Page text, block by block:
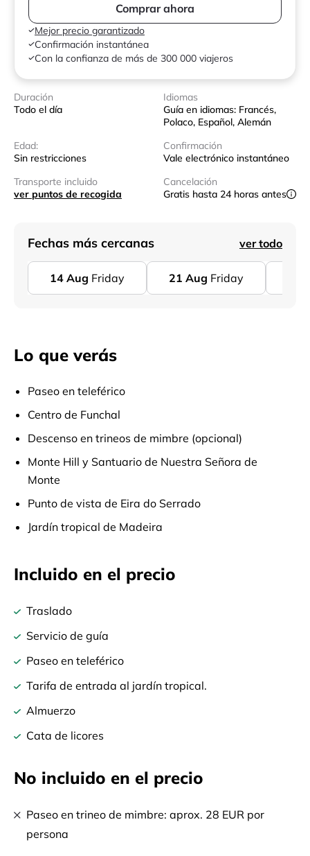
Comprar ahora
Mejor precio garantizado
Confirmación instantánea
Con la confianza de más de 300 000 viajeros
Duración
Todo el día
Idiomas
Guía en idiomas: Francés,
Polaco, Español, Alemán
Edad:
Sin restricciones
Confirmación
Vale electrónico instantáneo
Transporte incluido
ver puntos de recogida
Cancelación
Gratis hasta 24 horas antes
Fechas más cercanas ver todo
14 Aug Friday 21 Aug Friday
Lo que verás
Paseo en teleférico
Centro de Funchal
Descenso en trineos de mimbre (opcional)
Monte Hill y Santuario de Nuestra Señora de
Monte
Punto de vista de Eira do Serrado
Jardín tropical de Madeira
Incluido en el precio
Traslado
Servicio de guía
Paseo en teleférico
Tarifa de entrada al jardín tropical.
Almuerzo
Cata de licores
No incluido en el precio
Paseo en trineo de mimbre: aprox. 28 EUR por
persona